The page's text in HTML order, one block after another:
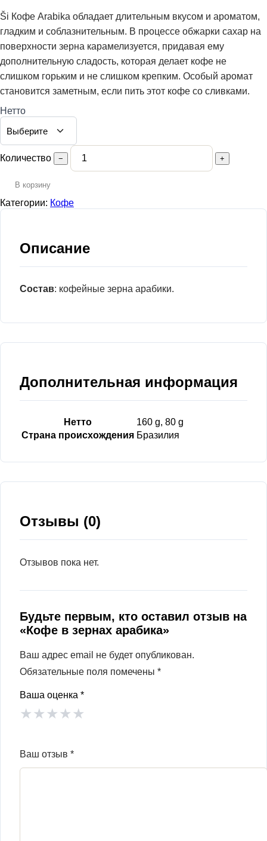
–
Ši Кофе Arabika обладает длительным вкусом и ароматом,
гладким и соблазнительным. В процессе обжарки сахар на
поверхности зерна карамелизуется, придавая ему
дополнительную сладость, которая делает кофе не
слишком горьким и не слишком крепким. Особый аромат
становится заметным, если пить этот кофе со сливками.
Нетто
Количество − +
В корзину
Категории: Кофе
Описание
Состав: кофейные зерна арабики.
Дополнительная информация
Нетто
160 g, 80 g
Страна происхождения Бразилия
Отзывы (0)
Отзывов пока нет.
Будьте первым, кто оставил отзыв на
«Кофе в зернах арабика»
Ваш адрес email не будет опубликован.
Обязательные поля помечены *
Ваша оценка *
★★★★★
Ваш отзыв *